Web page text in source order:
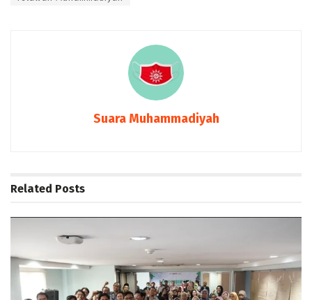
Suara Muhammadiyah
Related Posts